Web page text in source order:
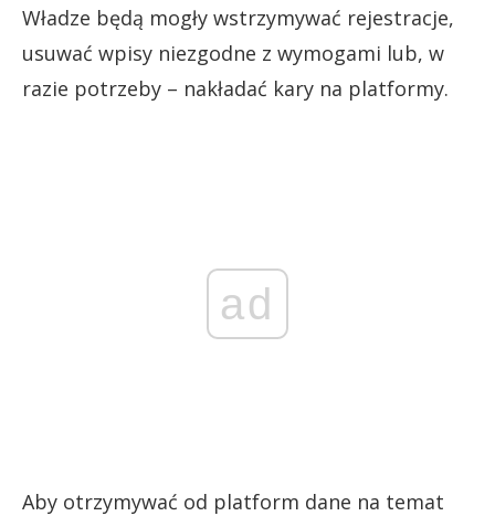
Władze będą mogły wstrzymywać rejestracje,
usuwać wpisy niezgodne z wymogami lub, w
razie potrzeby – nakładać kary na platformy.
ad
Aby otrzymywać od platform dane na temat